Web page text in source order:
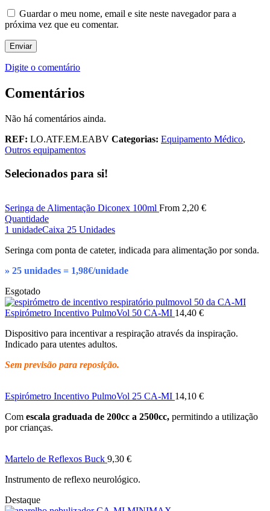
Guardar o meu nome, email e site neste navegador para a
próxima vez que eu comentar.
Digite o comentário
Comentários
Não há comentários ainda.
REF: LO.ATF.EM.EABV Categorias: Equipamento Médico,
Outros equipamentos
Selecionados para si!
Seringa de Alimentação Diconex 100ml From 2,20 €
Quantidade
1 unidadeCaixa 25 Unidades
Seringa com ponta de cateter, indicada para alimentação por sonda.
» 25 unidades = 1,98€/unidade
Esgotado
Espirómetro Incentivo PulmoVol 50 CA-MI 14,40 €
Dispositivo para incentivar a respiração através da inspiração.
Indicado para utentes adultos.
Sem previsão para reposição.
Espirómetro Incentivo PulmoVol 25 CA-MI 14,10 €
Com escala graduada de 200cc a 2500cc, permitindo a utilização
por crianças.
Martelo de Reflexos Buck 9,30 €
Instrumento de reflexo neurológico.
Destaque